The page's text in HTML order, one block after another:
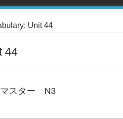
Unit 44
44
マスター N3